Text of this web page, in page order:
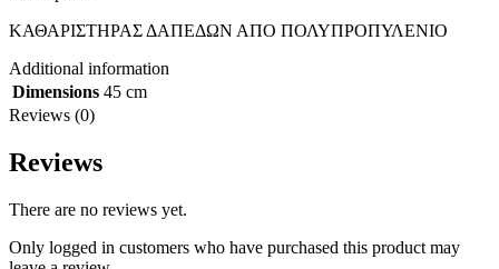
ΚΑΘΑΡΙΣΤΗΡΑΣ ΔΑΠΕΔΩΝ ΑΠO ΠΟΛΥΠΡΟΠΥΛΕΝΙΟ
Additional information
Dimensions 45 cm
Reviews (0)
Reviews
There are no reviews yet.
Only logged in customers who have purchased this product may